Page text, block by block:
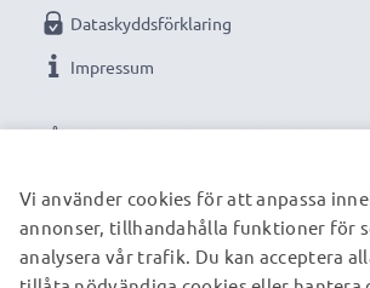
VÅRA BETALNINGSALTERNATIV
Dataskyddsförklaring
Impressum
VÅRA FRAKTPARTNERS
Vi använder cookies för att anpassa
annonser, tillhandahålla funktioner för
analysera vår trafik. Du kan acceptera